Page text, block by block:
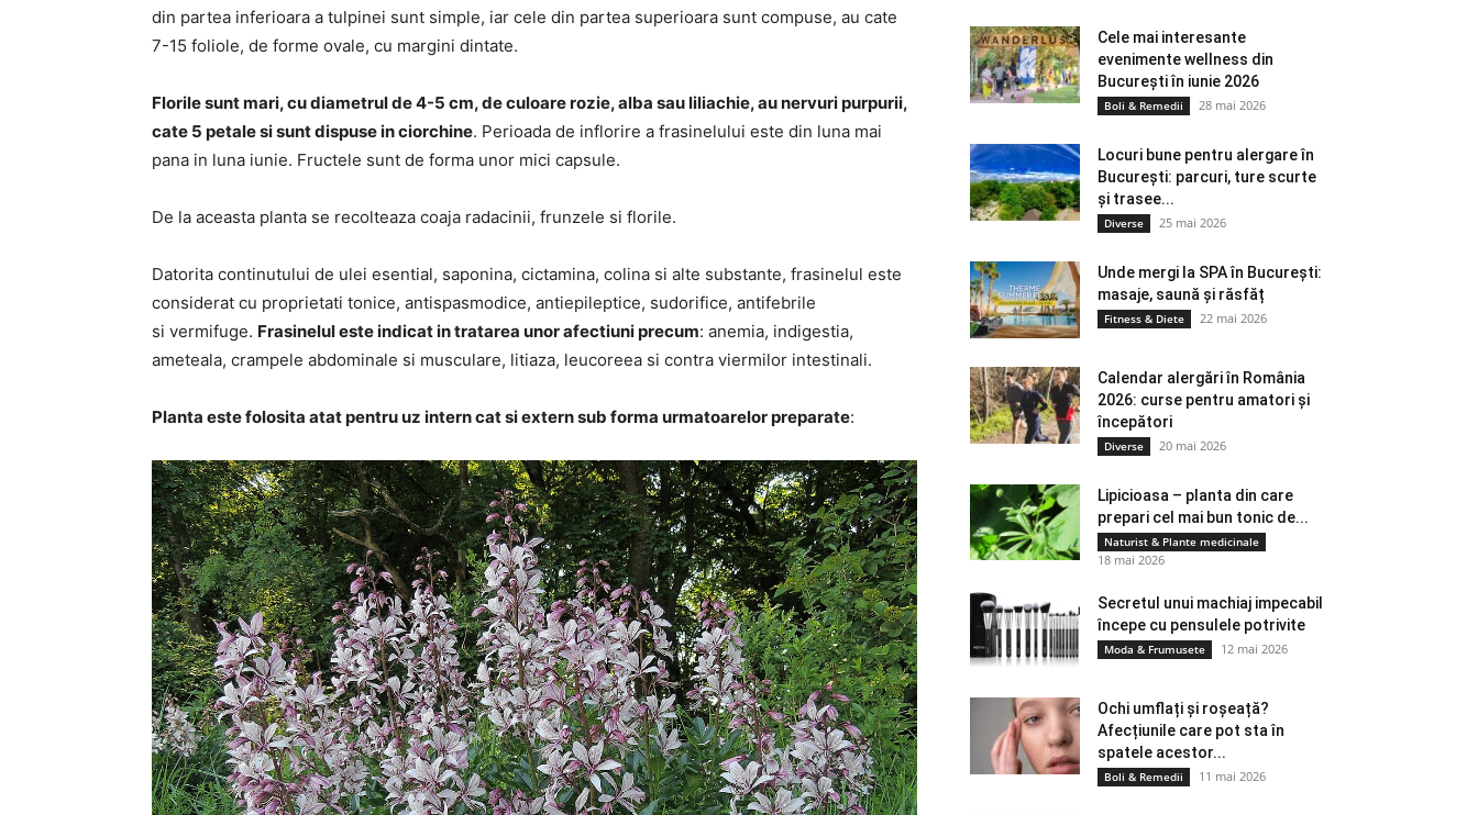
din partea inferioara a tulpinei sunt simple, iar cele din partea superioara sunt compuse, au cate
7-15 foliole, de forme ovale, cu margini dintate.
Florile sunt mari, cu diametrul de 4-5 cm, de culoare rozie, alba sau liliachie, au nervuri purpurii,
cate 5 petale si sunt dispuse in ciorchine. Perioada de inflorire a frasinelului este din luna mai
pana in luna iunie. Fructele sunt de forma unor mici capsule.
De la aceasta planta se recolteaza coaja radacinii, frunzele si florile.
Datorita continutului de ulei esential, saponina, cictamina, colina si alte substante, frasinelul este
considerat cu proprietati tonice, antispasmodice, antiepileptice, sudorifice, antifebrile
si vermifuge. Frasinelul este indicat in tratarea unor afectiuni precum: anemia, indigestia,
ameteala, crampele abdominale si musculare, litiaza, leucoreea si contra viermilor intestinali.
Planta este folosita atat pentru uz intern cat si extern sub forma urmatoarelor preparate:
Cele mai interesante
evenimente wellness din
București în iunie 2026
Boli & Remedii 28 mai 2026
Locuri bune pentru alergare în
București: parcuri, ture scurte
și trasee...
Diverse 25 mai 2026
Unde mergi la SPA în București:
masaje, saună și răsfăț
Fitness & Diete 22 mai 2026
Calendar alergări în România
2026: curse pentru amatori și
începători
Diverse 20 mai 2026
Lipicioasa – planta din care
prepari cel mai bun tonic de...
Naturist & Plante medicinale
18 mai 2026
Secretul unui machiaj impecabil
începe cu pensulele potrivite
Moda & Frumusete 12 mai 2026
Ochi umflați și roșeață?
Afecțiunile care pot sta în
spatele acestor...
Boli & Remedii 11 mai 2026